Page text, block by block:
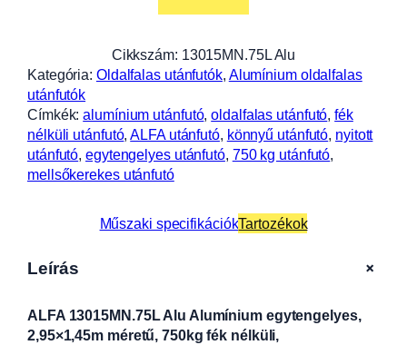
Cikkszám: 13015MN.75L Alu
Kategória: Oldalfalas utánfutók, Alumínium oldalfalas
utánfutók
Címkék:alumínium utánfutó, oldalfalas utánfutó, fék
nélküli utánfutó, ALFA utánfutó, könnyű utánfutó, nyitott
utánfutó, egytengelyes utánfutó, 750 kg utánfutó
mellsőkerekes utánfutó
Műszaki specifikációkTartozékok
Leírás +
ALFA 13015MN.75L Alu Alumínium egytengelyes,
2,95×1,45m méretű, 750kg fék nélküli,